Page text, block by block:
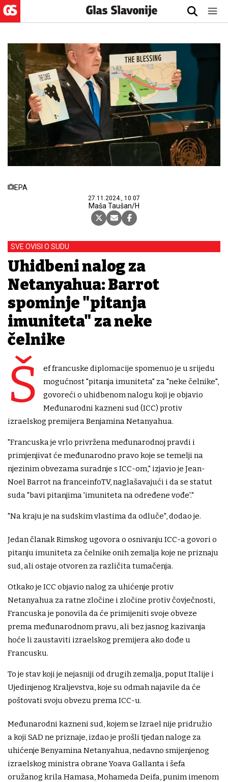
EPA
27.11.2024., 10:07
Maša Taušan/H
SVE OVISI O SUDU
Uhidbeni nalog za
Netanyahua: Barrot
spominje "pitanja
imuniteta" za neke
čelnike
Š
ef francuske diplomacije spomenuo je u srijedu
mogućnost "pitanja imuniteta" za "neke čelnike",
govoreći o uhidbenom nalogu koji je objavio
Međunarodni kazneni sud (ICC) protiv
izraelskog premijera Benjamina Netanyahua.
"Francuska je vrlo privržena međunarodnoj pravdi i
primjenjivat će međunarodno pravo koje se temelji na
njezinim obvezama suradnje s ICC-om," izjavio je Jean-
Noel Barrot na franceinfoTV, naglašavajući i da se statut
suda "bavi pitanjima 'imuniteta na određene vođe'."
"Na kraju je na sudskim vlastima da odluče", dodao je.
Jedan članak Rimskog ugovora o osnivanju ICC-a govori o
pitanju imuniteta za čelnike onih zemalja koje ne priznaju
sud, ali ostaje otvoren za različita tumačenja.
Otkako je ICC objavio nalog za uhićenje protiv
Netanyahua za ratne zločine i zločine protiv čovječnosti,
Francuska je ponovila da će primijeniti svoje obveze
prema međunarodnom pravu, ali bez jasnog kazivanja
hoće li zaustaviti izraelskog premijera ako dođe u
Francusku.
To je stav koji je nejasniji od drugih zemalja, poput Italije i
Ujedinjenog Kraljevstva, koje su odmah najavile da će
poštovati svoju obvezu prema ICC-u.
Međunarodni kazneni sud, kojem se Izrael nije pridružio
a koji SAD ne priznaje, izdao je prošli tjedan naloge za
uhićenje Benyamina Netanyahua, nedavno smijenjenog
izraelskog ministra obrane Yoava Gallanta i šefa
oružanog krila Hamasa, Mohameda Deifa, punim imenom